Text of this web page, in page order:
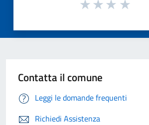
Contatta il comune
Leggi le domande frequenti
Richiedi Assistenza